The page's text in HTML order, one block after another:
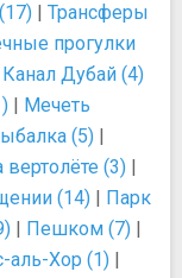
| Трансферы
прогулки
Канал Дубай (4)
| Мечеть
(5) |
вертолёте (3) |
(14) | Парк
| Пешком (7) |
аль-Хор (1) |